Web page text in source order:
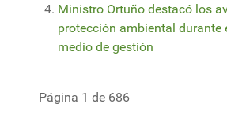
Ministro Ortuño destacó los
protección ambiental durante
medio de gestión
Página 1 de 686